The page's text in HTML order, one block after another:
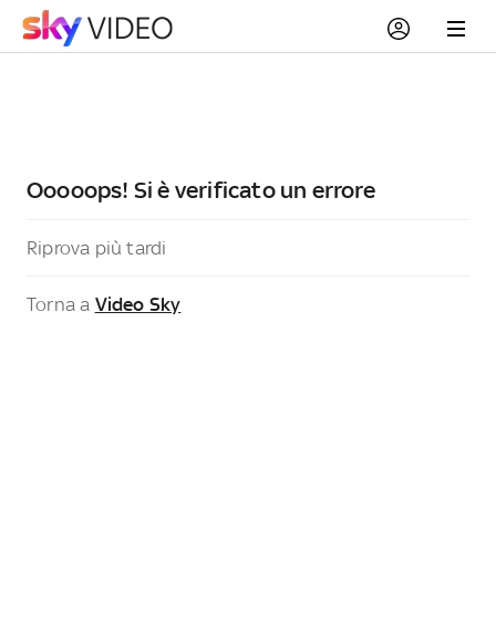
Ooooops! Si è verificato un errore
Riprova più tardi
Torna a Video Sky